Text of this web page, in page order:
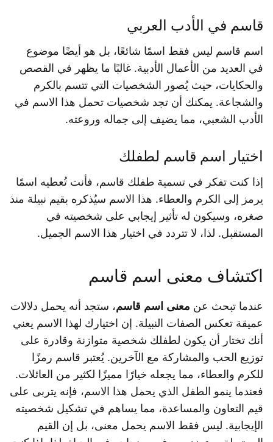
قاسم في الأدب العربي
اسم قاسم ليس فقط اسمًا شائعًا، بل هو أيضًا موضوع
في العديد من الأعمال الأدبية. غالبًا ما يظهر في القصص
والحكايات، حيث يُصور الشخصيات التي تتسم بالكرم
والشجاعة. يمكنك أن تجد شخصيات تحمل هذا الاسم في
الأدب الشعبي، مما يضيف إلى جماله وروعته.
اختيار اسم قاسم لطفلك
إذا كنت تفكر في تسمية طفلك قاسم، فأنت تُعطيه اسمًا
يرمز إلى الكرم والعطاء. هذا الاسم سيُذكره بقيم نبيلة منذ
صغره، وسيكون له تأثير إيجابي على شخصيته في
المستقبل. لذا، لا تتردد في اختيار هذا الاسم الجميل.
اكتشاف معنى اسم قاسم
عندما تبحث عن معنى اسم قاسم، ستجد أنه يحمل دلالات
عميقة تعكس الصفات النبيلة. إن اختيارك لهذا الاسم يعني
أنك تختار أن يكون لطفلك شخصية متوازنة وقادرة على
توزيع الحب والمشاركة مع الآخرين. يُعتبر قاسم رمزًا
للكرم والعطاء، مما يجعله خيارًا مميزًا لكثير من العائلات.
فعندما ينمو الطفل الذي يحمل هذا الاسم، فإنه يتربى على
قيم التعاون والمساعدة، مما يساهم في تشكيل شخصيته
الإيجابية. ليس فقط الاسم يحمل معنى، بل إن القيم